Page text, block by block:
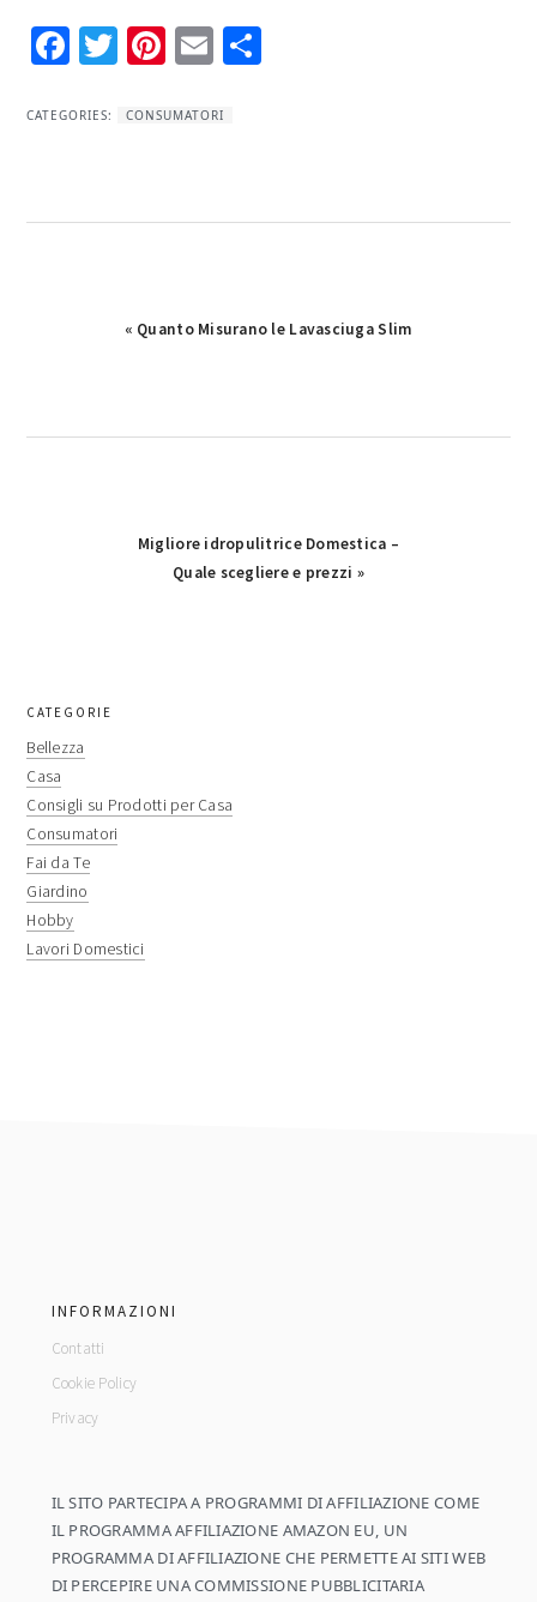
Facebook
Twitter
Pinterest
Email
CATEGORIES: CONSUMATORI
Previous
« Quanto Misurano le Lavasciuga Slim
Next
Post:
Migliore idropulitrice Domestica –
Quale scegliere e prezzi »
primary
sidebar
CATEGORIE
Bellezza
Casa
Consigli su Prodotti per Casa
Consumatori
Fai da Te
Giardino
Hobby
Lavori Domestici
INFORMAZIONI
Contatti
Cookie Policy
Privacy
IL SITO PARTECIPA A PROGRAMMI DI AFFILIAZIONE COME
IL PROGRAMMA AFFILIAZIONE AMAZON EU, UN
PROGRAMMA DI AFFILIAZIONE CHE PERMETTE AI SITI WEB
DI PERCEPIRE UNA COMMISSIONE PUBBLICITARIA